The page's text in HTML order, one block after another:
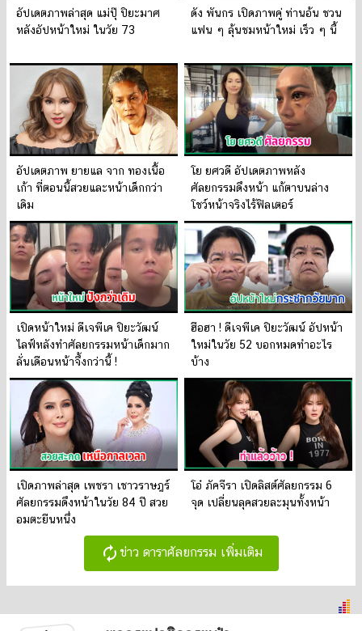
อัปเดตภาพล่าสุด แม่ปุ๊ ปิยะมาศ
หลังอัปหน้าใหม่ ในวัย 73
ดัง พันกร เปิดภาพคู่ ท่านอ้น ชวน
แฟน ๆ ลุ้นชมหน้าใหม่ เร็ว ๆ นี้
อัปเดตภาพ ยายแล จาก ทองเนื้อ
เก้า ที่ตอนนี้สวยและหน้าเด็กกว่า
เดิม
โย ยศวดี อัปเดตภาพหลัง
ศัลยกรรมดึงหน้า แก้ตาบนล่าง
โชว์หน้าจริงไร้ฟิลเตอร์
เปิดหน้าใหม่ ดีเจพีเค ปิยะวัฒน์
ไลฟ์หลังทำศัลยกรรมหน้าเด็กมาก
ลั่นเดือนหน้าจึ้งกว่านี้ !
ฮือฮา ! ดีเจพีเค ปิยะวัฒน์ อัปหน้า
ใหม่ในวัย 52 บอกหมดทำอะไร
บ้าง
เปิดภาพล่าสุด เพชรา เชาวราษฎร์
ศัลยกรรมดึงหน้าในวัย 84 ปี สวย
อมตะยืนหนึ่ง
โอ๋ ภัคจีรา เปิดลิสต์ศัลยกรรม 6
จุด เปลี่ยนลุคสวยละมุนทั้งหน้า
autorenew ข่าว ดาราศัลยกรรม เพิ่มเติม